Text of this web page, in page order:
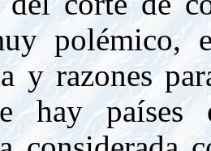
polémico,
y razones
hay